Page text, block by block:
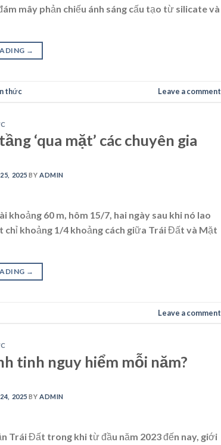
mây phản chiếu ánh sáng cấu tạo từ silicate và
→
thức Leave a comment
‘qua mặt’ các chuyên gia
2025 BYADMIN
khoảng 60 m, hôm 15/7, hai ngày sau khi nó lao
khoảng 1/4 khoảng cách giữa Trái Đất và Mặt
→
Leave a comment
tinh nguy hiểm mỗi năm?
2025 BYADMIN
Trái Đất trong khi từ đầu năm 2023 đến nay, giới